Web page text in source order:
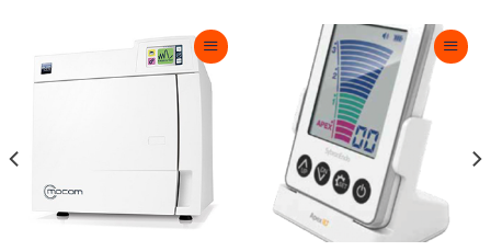
Adicionar
Favoritos
Adicionar
Favoritos